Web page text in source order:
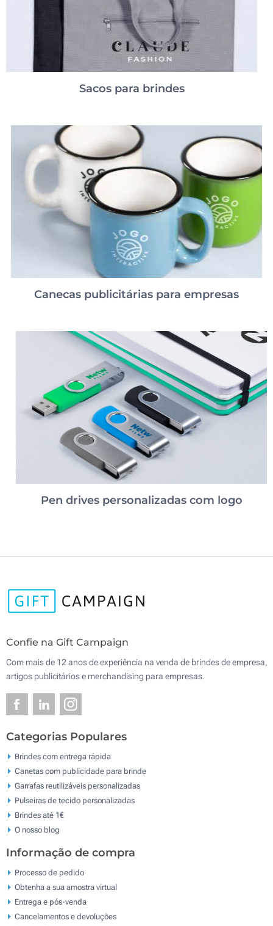
Sacos para brindes
Canecas publicitárias para empresas
Pen drives personalizadas com logo
Confie na Gift Campaign
Com mais de 12 anos de experiência na venda de brindes de empresa,
artigos publicitários e merchandising para empresas.
Categorias Populares
Brindes com entrega rápida
Canetas com publicidade para brinde
Garrafas reutilizáveis personalizadas
Pulseiras de tecido personalizadas
Brindes até 1€
O nosso blog
Informação de compra
Processo de pedido
Obtenha a sua amostra virtual
Entrega e pós-venda
Cancelamentos e devoluções